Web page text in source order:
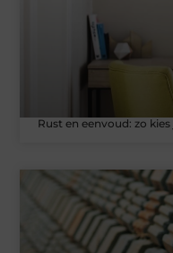
Rust en eenvoud: zo